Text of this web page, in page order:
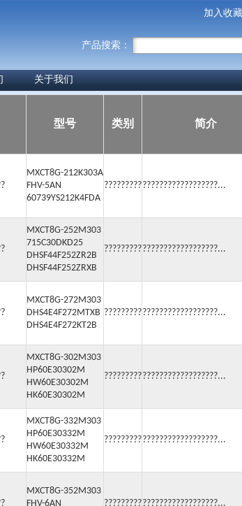
加入收藏
产品搜索：
关于我们
型号 类别 简介
MXCT8G-212K303A
FHV-5AN
60739YS212K4FDA
?????????
MXCT8G-252M303
715C30DKD25
DHSF44F252ZR2B
DHSF44F252ZRXB
?????????
MXCT8G-272M303
DHS4E4F272MTXB
DHS4E4F272KT2B
?????????
MXCT8G-302M303
HP60E30302M
HW60E30302M
HK60E30302M
?????????
MXCT8G-332M303
HP60E30332M
HW60E30332M
HK60E30332M
?????????
MXCT8G-352M303
FHV-6AN
?????????